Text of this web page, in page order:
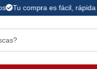
Tu compra es fácil, rápida y